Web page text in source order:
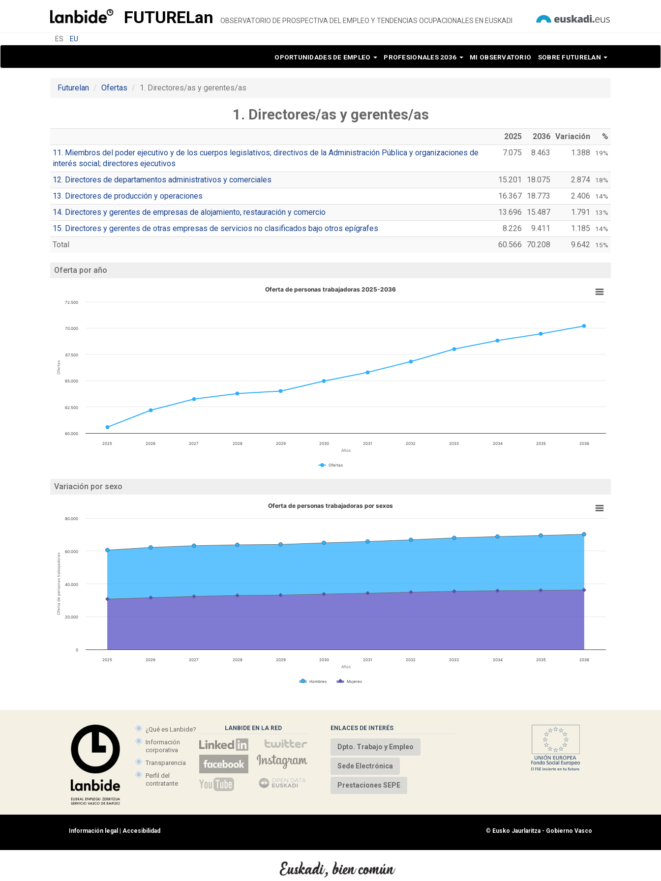
FUTURELan OBSERVATORIO DE PROSPECTIVA DEL EMPLEO Y TENDENCIAS OCUPACIONALES EN EUSKADI
ES EU
OPORTUNIDADES DE EMPLEO PROFESIONALES 2036 MI OBSERVATORIO SOBRE FUTURELAN
Futurelan Ofertas 1. Directores/as y gerentes/as
1. Directores/as y gerentes/as
2025 2036 Variación
%
11. Miembros del poder ejecutivo y de los cuerpos legislativos; directivos de la Administración Pública y organizaciones de
interés social; directores ejecutivos
7.075 8.463 1.388 19%
12. Directores de departamentos administrativos y comerciales 15.201 18.075 2.874 18%
13. Directores de producción y operaciones 16.367 18.773 2.406 14%
14. Directores y gerentes de empresas de alojamiento, restauración y comercio 13.696 15.487 1.791 13%
15. Directores y gerentes de otras empresas de servicios no clasificados bajo otros epígrafes 8.226 9.411 1.185 14%
Total 60.566 70.208 9.642 15%
Oferta por año
Años
Ofertas
Oferta de personas trabajadoras 2025-2036
Ofertas
2025 2026 2027 2028 2029 2030 2031 2032 2033 2034 2035 2036
60.000
62.500
65.000
67.500
70.000
72.500
Variación por sexo
Años
Oferta de personas trabajadoras
Oferta de personas trabajadoras por sexos
Hombres Mujeres
2025 2026 2027 2028 2029 2030 2031 2032 2033 2034 2035 2036
0
20.000
40.000
60.000
80.000
¿Qué es Lanbide?
Información
corporativa
Transparencia
Perfil del
contratante
LANBIDE EN LA RED ENLACES DE INTERÉS
Dpto. Trabajo y Empleo
Sede Electrónica
Prestaciones SEPE
Información legal Accesibilidad © Eusko Jaurlaritza - Gobierno Vasco